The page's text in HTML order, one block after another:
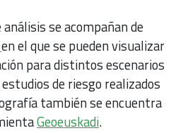
se acompañan de
en el que se pueden visualizar
para distintos escenarios
de riesgo realizados
también se encuentra
Geoeuskadi.